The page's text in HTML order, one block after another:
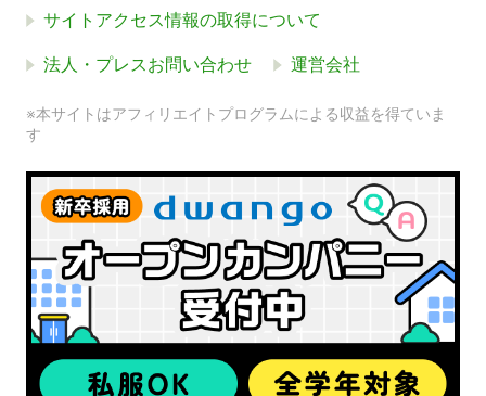
サイトアクセス情報の取得について
法人・プレスお問い合わせ 運営会社
※本サイトはアフィリエイトプログラムによる収益を得ていま
す